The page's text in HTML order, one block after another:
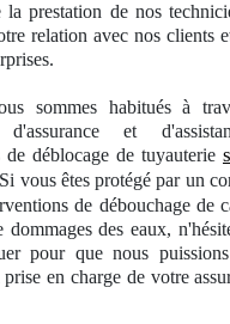
la prestation de nos
relation avec nos clients
sommes habitués à
d'assurance et
de déblocage de tuyauterie
vous êtes protégé par un
de débouchage de
dommages des eaux,
pour que nous
en charge de votre